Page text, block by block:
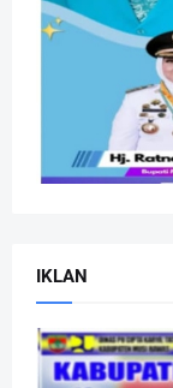
IKLAN